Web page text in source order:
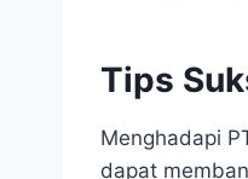
Tips
Menghadapi
dapat